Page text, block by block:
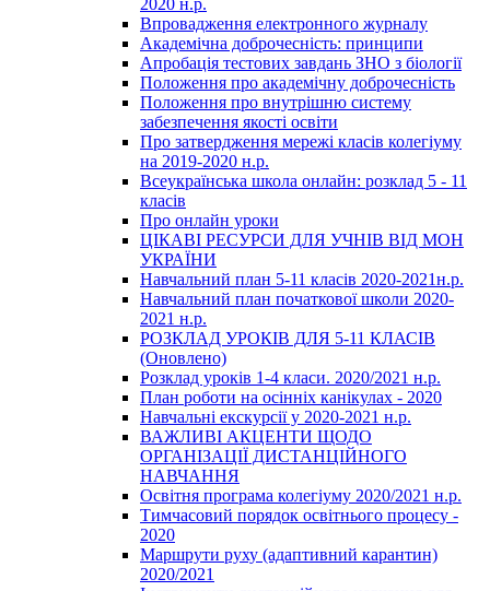
Впровадження електронного журналу
Академічна доброчесність: принципи
Апробація тестових завдань ЗНО з біології
Положення про академічну доброчесність
Положення про внутрішню систему
забезпечення якості освіти
Про затвердження мережі класів колегіуму
на 2019-2020 н.р.
Всеукраїнська школа онлайн: розклад 5 - 11
класів
Про онлайн уроки
ЦІКАВІ РЕСУРСИ ДЛЯ УЧНІВ ВІД МОН
УКРАЇНИ
Навчальний план 5-11 класів 2020-2021н.р.
Навчальний план початкової школи 2020-
2021 н.р.
РОЗКЛАД УРОКІВ ДЛЯ 5-11 КЛАСІВ
(Оновлено)
Розклад уроків 1-4 класи. 2020/2021 н.р.
План роботи на осінніх канікулах - 2020
Навчальні екскурсії у 2020-2021 н.р.
ВАЖЛИВІ АКЦЕНТИ ЩОДО
ОРГАНІЗАЦІЇ ДИСТАНЦІЙНОГО
НАВЧАННЯ
Освітня програма колегіуму 2020/2021 н.р.
Тимчасовий порядок освітнього процесу -
2020
Маршрути руху (адаптивний карантин)
2020/2021